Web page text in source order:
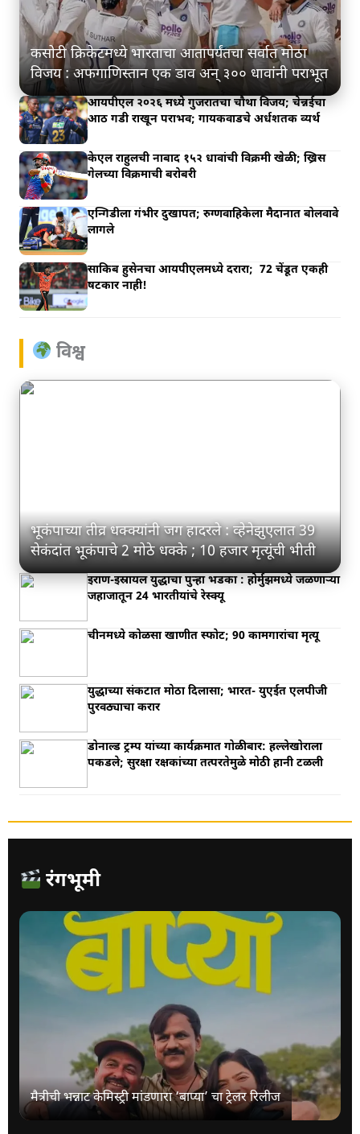
कसोटी क्रिकेटमध्ये भारताचा आतापर्यंतचा सर्वात मोठा
विजय : अफगाणिस्तान एक डाव अन् ३०० धावांनी पराभूत
आयपीएल २०२६ मध्ये गुजरातचा चौथा विजय; चेन्नईचा
आठ गडी राखून पराभव; गायकवाडचे अर्धशतक व्यर्थ
केएल राहुलची नाबाद १५२ धावांची विक्रमी खेळी; ख्रिस
गेलच्या विक्रमाची बरोबरी
एन्गिडीला गंभीर दुखापत; रुग्णवाहिकेला मैदानात बोलवावे
लागले
साकिब हुसेनचा आयपीएलमध्ये दरारा; 72 चेंडूत एकही
षटकार नाही!
विश्व
भूकंपाच्या तीव्र धक्क्यांनी जग हादरले : व्हेनेझुएलात 39
सेकंदांत भूकंपाचे 2 मोठे धक्के ; 10 हजार मृत्यूंची भीती
इराण-इस्रायल युद्धाचा पुन्हा भडका : होर्मुझमध्ये जळणाऱ्या
जहाजातून 24 भारतीयांचे रेस्क्यू
चीनमध्ये कोळसा खाणीत स्फोट; 90 कामगारांचा मृत्यू
युद्धाच्या संकटात मोठा दिलासा; भारत- युएईत एलपीजी
पुरवठ्याचा करार
डोनाल्ड ट्रम्प यांच्या कार्यक्रमात गोळीबार: हल्‍लेखोराला
पकडले; सुरक्षा रक्षकांच्‍या तत्‍परतेमुळे मोठी हानी टळली
रंगभूमी
मैत्रीची भन्नाट केमिस्ट्री मांडणारा ‘बाप्या’ चा ट्रेलर रिलीज